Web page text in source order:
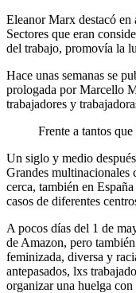
Eleanor Marx destacó en
Sectores que eran
del trabajo, promovía la
Hace unas semanas se
prologada por Marcello
trabajadores y
Frente a tantos
Un siglo y medio
Grandes multinacionales
cerca, también en
casos de diferentes
A pocos días del 1 de
de Amazon, pero
feminizada, diversa y
antepasados, lxs
organizar una huelga